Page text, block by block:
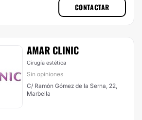
CONTACTAR
AMAR CLINIC
Cirugía estética
Sin opiniones
C/ Ramón Gómez de la Serna, 22,
Marbella